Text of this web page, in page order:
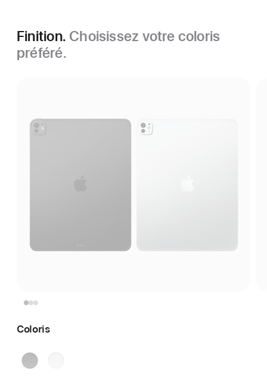
Finition. Choisissez votre coloris
préféré.
Coloris
Noir sidéral